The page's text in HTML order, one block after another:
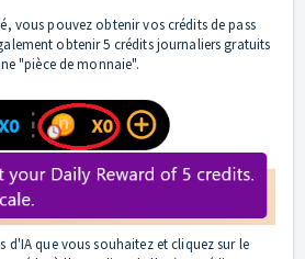
vous pouvez obtenir vos crédits de pass
obtenir 5 crédits journaliers gratuits
"pièce de monnaie".
d'IA que vous souhaitez et cliquez sur le